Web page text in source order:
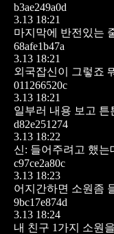
b3ae249a0d
3.13 18:21
마지막에 반전있는
68afe1b47a
3.13 18:21
외국잡신이 그렇죠
011266520c
3.13 18:21
일부러 내용 보고 튼
d82e251274
3.13 18:22
신: 들어주려고 했는
c97ce2a80c
3.13 18:23
어지간하면 소원좀
9bc17e874d
3.13 18:24
내 친구 1가지 소원